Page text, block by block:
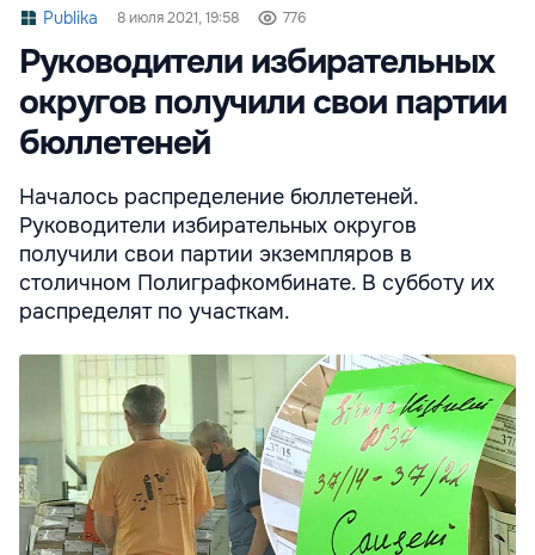
Publika 8 июля 2021, 19:58 776
Руководители избирательных
округов получили свои партии
бюллетеней
Началось распределение бюллетеней.
Руководители избирательных округов
получили свои партии экземпляров в
столичном Полиграфкомбинате. В субботу их
распределят по участкам.